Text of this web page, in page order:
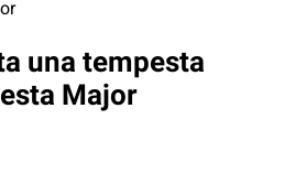
una tempesta
Major